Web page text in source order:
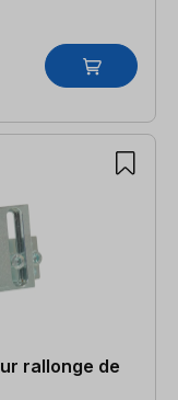
rallonge de